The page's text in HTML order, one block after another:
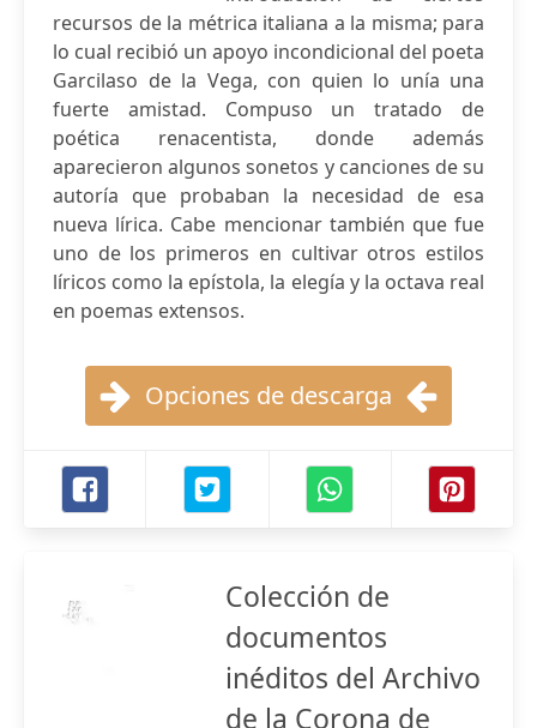
recursos de la métrica italiana a la misma; para
lo cual recibió un apoyo incondicional del poeta
Garcilaso de la Vega, con quien lo unía una
fuerte amistad. Compuso un tratado de
poética renacentista, donde además
aparecieron algunos sonetos y canciones de su
autoría que probaban la necesidad de esa
nueva lírica. Cabe mencionar también que fue
uno de los primeros en cultivar otros estilos
líricos como la epístola, la elegía y la octava real
en poemas extensos.
Opciones de descarga
Colección de
documentos
inéditos del Archivo
de la Corona de